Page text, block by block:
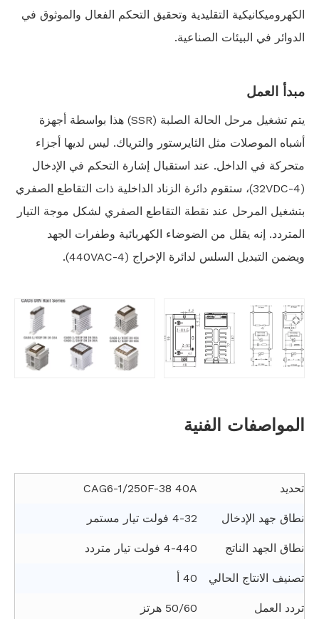
الكهروميكانيكية التقليدية وتحقيق التحكم الفعال والموثوق في
الدوائر في البيئات الصناعية.
مبدأ العمل
يتم تشغيل مرحل الحالة الصلبة (SSR) هذا بواسطة أجهزة
أشباه الموصلات مثل الثايرستور والترياك. ليس لديها أجزاء
متحركة في الداخل. عند استقبال إشارة التحكم في الإدخال
(4-32VDC)، ستقوم دائرة الزناد الداخلية ذات التقاطع الصفري
بتشغيل المرحل عند نقطة التقاطع الصفري لشكل موجة التيار
المتردد. إنه يقلل من الضوضاء الكهربائية وطفرات الجهد
ويضمن التبديل السلس لدائرة الإخراج (4-440VAC).
المواصفات الفنية
تحديد CAG6-1/250F-38 40A
نطاق جهد الإدخال 4-32 فولت تيار مستمر
نطاق الجهد الناتج 4-440 فولت تيار متردد
تصنيف الانتاج الحالي 40 أ
تردد العمل 50/60 هرتز